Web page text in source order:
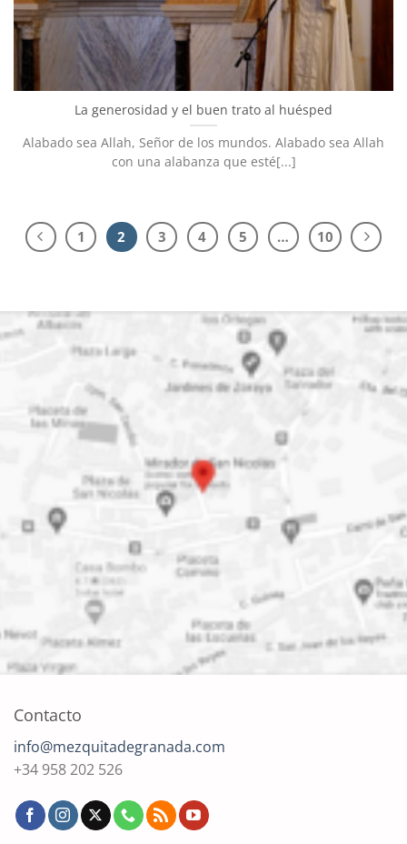
La generosidad y el buen trato al huésped
Alabado sea Allah, Señor de los mundos. Alabado sea Allah
con una alabanza que esté[...]
1 2 3 4 5 … 10
Contacto
info@mezquitadegranada.com
+34 958 202 526